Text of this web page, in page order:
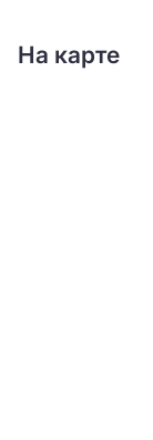
На карте